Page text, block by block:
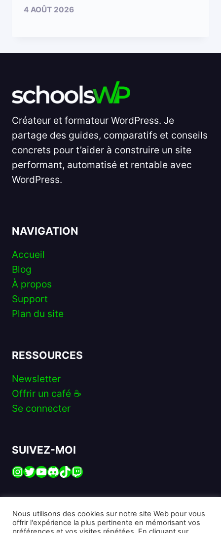
4 AOÛT 2026
Créateur et formateur WordPress. Je
partage des guides, comparatifs et conseils
concrets pour t’aider à construire un site
performant, automatisé et rentable avec
WordPress.
NAVIGATION
Accueil
Blog
À propos
Support
Plan du site
RESSOURCES
Newsletter
Offrir un café ☕️
Se connecter
SUIVEZ-MOI
Instagram
Twitter
YouTube
Discord
TikTok
Twitch
Nous utilisons des cookies sur notre site Web pour vous
offrir l'expérience la plus pertinente en mémorisant vos